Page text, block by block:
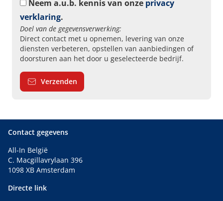
Neem a.u.b. kennis van onze privacy
verklaring.
Doel van de gegevensverwerking:
Direct contact met u opnemen, levering van onze
diensten verbeteren, opstellen van aanbiedingen of
doorsturen aan het door u geselecteerde bedrijf.
Verzenden
Contact gegevens
All-In België
C. Macgillavrylaan 396
1098 XB Amsterdam
Directe link